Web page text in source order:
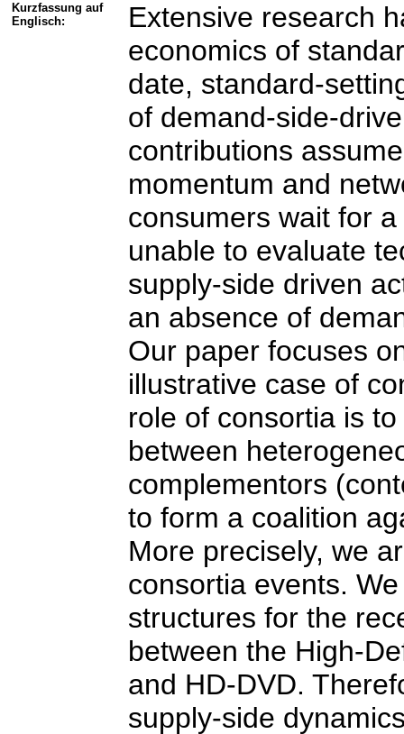
Kurzfassung auf
Englisch:
Extensive research
economics of
date, standard-
of demand-side-
contributions
momentum and
consumers wait for
unable to evaluate
supply-side driven
an absence of
Our paper focuses
illustrative case of
role of consortia is
between
complementors
to form a coalition
More precisely, we
consortia events.
structures for the
between the High-
and HD-DVD.
supply-side